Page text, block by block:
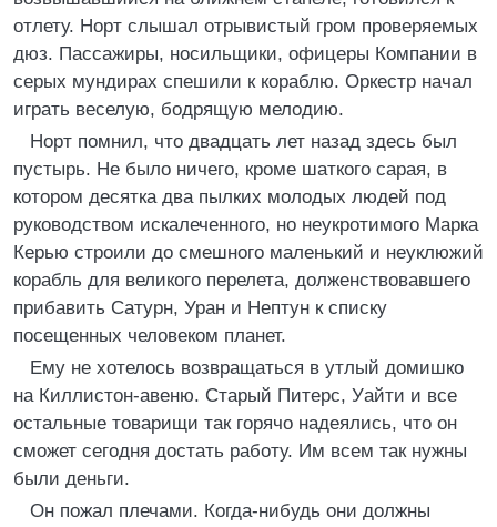
отлету. Норт слышал отрывистый гром проверяемых
дюз. Пассажиры, носильщики, офицеры Компании в
серых мундирах спешили к кораблю. Оркестр начал
играть веселую, бодрящую мелодию.
Норт помнил, что двадцать лет назад здесь был
пустырь. Не было ничего, кроме шаткого сарая, в
котором десятка два пылких молодых людей под
руководством искалеченного, но неукротимого Марка
Керью строили до смешного маленький и неуклюжий
корабль для великого перелета, долженствовавшего
прибавить Сатурн, Уран и Нептун к списку
посещенных человеком планет.
Ему не хотелось возвращаться в утлый домишко
на Киллистон-авеню. Старый Питерс, Уайти и все
остальные товарищи так горячо надеялись, что он
сможет сегодня достать работу. Им всем так нужны
были деньги.
Он пожал плечами. Когда-нибудь они должны